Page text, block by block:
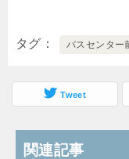
タグ バスセンター
Tweet
関連記事